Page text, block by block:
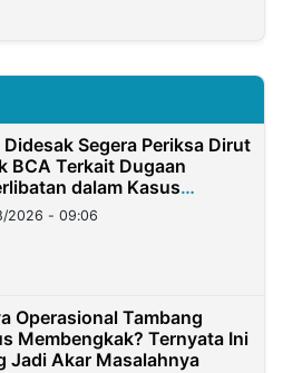
Didesak Segera Periksa Dirut
BCA Terkait Dugaan
dalam Kasus
Dana Nasabah Rp2,58
2026 - 09:06
Operasional Tambang
Membengkak? Ternyata Ini
Jadi Akar Masalahnya